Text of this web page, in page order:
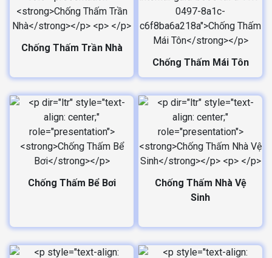
Chống Thấm Trần Nhà
Chống Thấm Mái Tôn
Chống Thấm Bể Bơi
Chống Thấm Nhà Vệ
Sinh